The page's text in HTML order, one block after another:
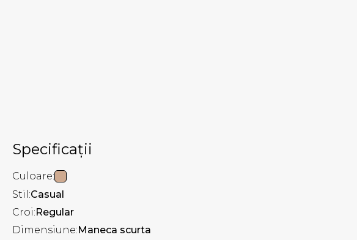
Specificații
Culoare:
Stil:Casual
Croi:Regular
Dimensiune:Maneca scurta